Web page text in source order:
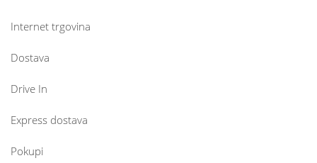
Internet trgovina
Dostava
Drive In
Express dostava
Pokupi